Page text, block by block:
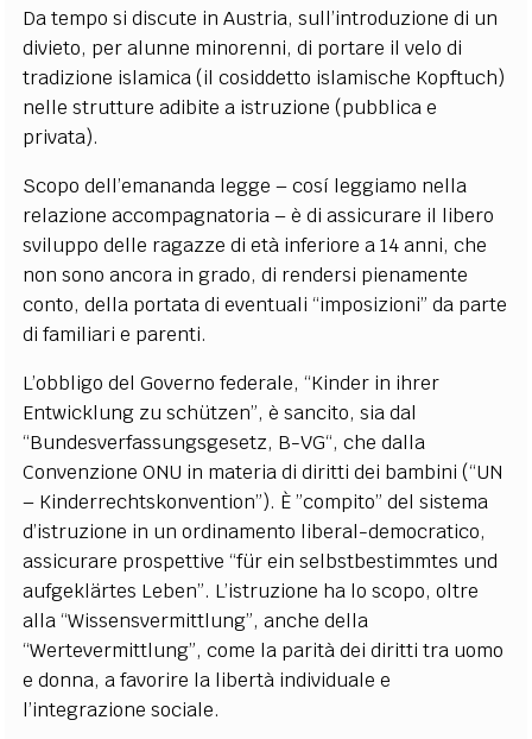
Da tempo si discute in Austria, sull’introduzione di un
divieto, per alunne minorenni, di portare il velo di
tradizione islamica (il cosiddetto islamische Kopftuch)
nelle strutture adibite a istruzione (pubblica e
privata).
Scopo dell’emananda legge – cosí leggiamo nella
relazione accompagnatoria – è di assicurare il libero
sviluppo delle ragazze di età inferiore a 14 anni, che
non sono ancora in grado, di rendersi pienamente
conto, della portata di eventuali “imposizioni” da parte
di familiari e parenti.
L’obbligo del Governo federale, “Kinder in ihrer
Entwicklung zu schützen”, è sancito, sia dal
“Bundesverfassungsgesetz, B-VG“, che dalla
Convenzione ONU in materia di diritti dei bambini (“UN
– Kinderrechtskonvention”). È ”compito” del sistema
d’istruzione in un ordinamento liberal-democratico,
assicurare prospettive “für ein selbstbestimmtes und
aufgeklärtes Leben”. L’istruzione ha lo scopo, oltre
alla “Wissensvermittlung”, anche della
“Wertevermittlung”, come la parità dei diritti tra uomo
e donna, a favorire la libertà individuale e
l’integrazione sociale.